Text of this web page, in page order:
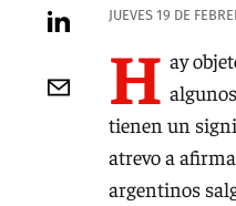
JUEVES 19 DE
H ay
tienen un
atrevo a
argentinos